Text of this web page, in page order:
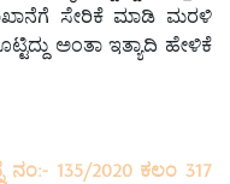
ಸೇರಿಕೆ ಮಾಡಿ ಮರಳಿ
ಅಂತಾ ಇತ್ಯಾದಿ ಹೇಳಿಕೆ
135/2020 ಕಲಂ 317